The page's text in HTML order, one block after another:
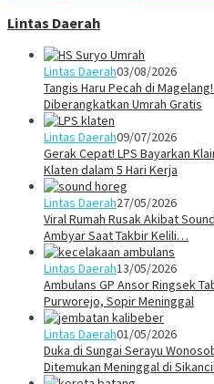
Lintas Daerah
Lintas Daerah03/08/2026
Tangis Haru Pecah di
Diberangkatkan Umrah Gratis
Lintas Daerah09/07/2026
Gerak Cepat! LPS Bayarkan
Klaten dalam 5 Hari Kerja
Lintas Daerah27/05/2026
Viral Rumah Rusak Akibat
Ambyar Saat Takbir Kelili…
Lintas Daerah13/05/2026
Ambulans GP Ansor Ringsek
Purworejo, Sopir Meninggal
Lintas Daerah01/05/2026
Duka di Sungai Serayu
Ditemukan Meninggal di